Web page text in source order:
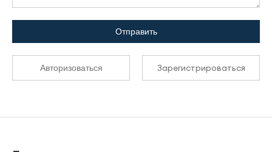
Отправить
Авторизоваться Зарегистрироваться